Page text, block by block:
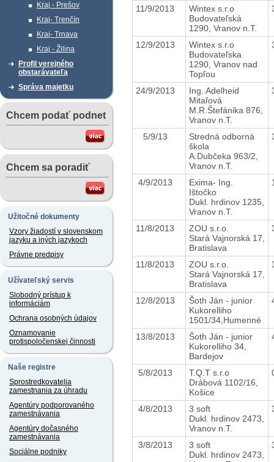
Kraj - Prešov
Kraj- Trenčín
Kraj- Trnava
Kraj - Žilina
Profil verejného
obstarávateľa
Správa majetku
Chcem podať podnet
Chcem sa poradiť
Užitočné dokumenty
Vzory žiadostí v slovenskom
jazyku a iných jazykoch
Právne predpisy
Užívateľský servis
Slobodný prístup k
informáciám
Ochrana osobných údajov
Oznamovanie
protispoločenskej činnosti
Naše registre
Sprostredkovatelia
zamestnania za úhradu
Agentúry podporovaného
zamestnávania
Agentúry dočasného
zamestnávania
Sociálne podniky
11/9/2013
Wintex s.r.o
Budovateľská
1290, Vranov n.T.
12/9/2013
Wintex s.r.o
Budovateľska
1290, Vranov nad
Topľou
24/9/2013
Ing. Adelheid
Mitaľová
M.R.Štefánika 876,
Vranov n.T.
5/9/13
Stredná odborná
škola
A.Dubčeka 963/2,
Vranov n.T.
4/9/2013
Exima- Ing.
Ištočko
Dukl. hrdinov 1235,
Vranov n.T.
11/8/2013
ZOU s.r.o.
Stará Vajnorská 17,
Bratislava
11/8/2013
ZOU s.r.o.
Stará Vajnorská 17,
Bratislava
12/8/2013
Šoth Ján - junior
Kukorelliho
1501/34,Humenné
13/8/2013
Šoth Ján - junior
Kukorelliho 34,
Bardejov
5/8/2013
T.Q.T s.r.o
Drábová 1102/16,
Košice
4/8/2013
3 soft
Dukl. hrdinov 2473,
Vranov n.T.
3/8/2013
3 soft
Dukl. hrdinov 2473,